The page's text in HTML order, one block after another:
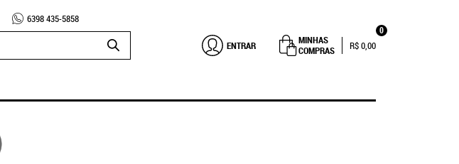
6398435-5858
ENTRAR
MINHAS
COMPRAS
0
R$ 0,00